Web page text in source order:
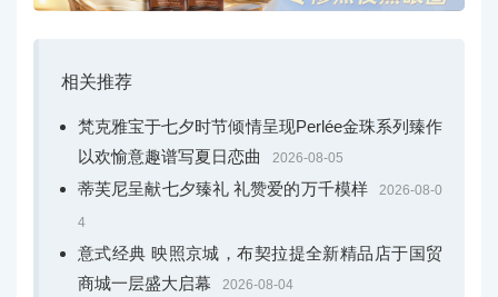
蕴。相关推荐
梵克雅宝于七夕时节倾情呈现Perlée金珠系列臻作
以欢愉意趣谱写夏日恋曲
2026-08-05
蒂芙尼呈献七夕臻礼 礼赞爱的万千模样 2026-08-0
4
意式经典 映照京城，布契拉提全新精品店于国贸
商城一层盛大启幕
2026-08-04